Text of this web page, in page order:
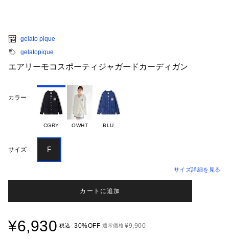
gelato pique
gelatopique
エアリーモコスポーティジャガードカーディガン
カラー
CGRY OWHT BLU
サイズ F
サイズ詳細を見る
カートに追加
¥6,930 税込 30%OFF 通常価格¥9,900